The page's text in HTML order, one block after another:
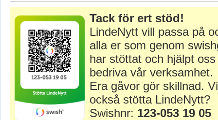
Tack för ert stöd!
LindeNytt vill passa på
alla er som genom
har stöttat och hjälpt
bedriva vår verksamhet.
Era gåvor gör skillnad.
också stötta LindeNytt?
Swishnr: 123-053 19 05